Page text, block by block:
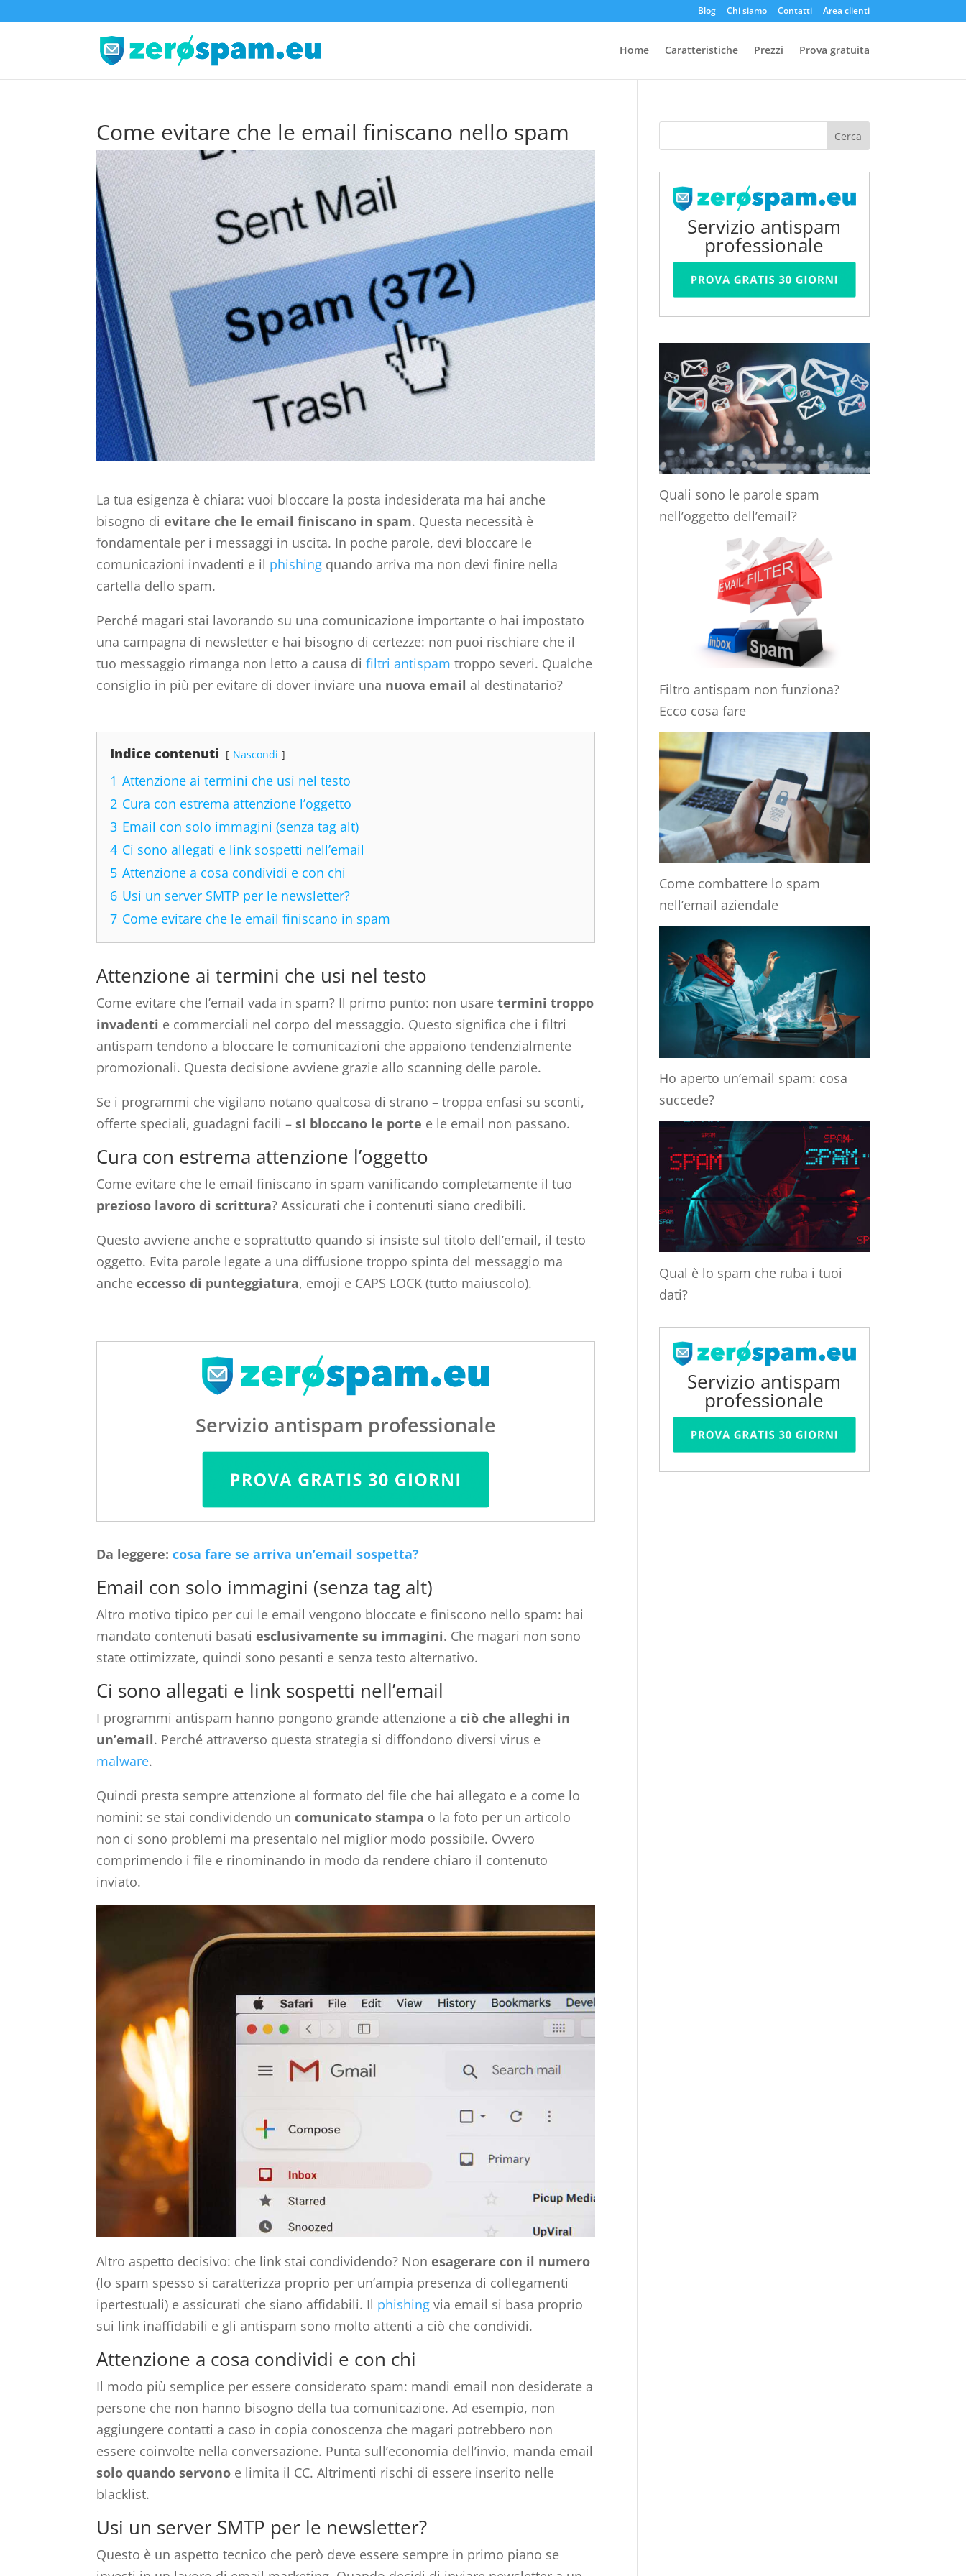
Blog Chi siamo Contatti Area clienti
Home Caratteristiche Prezzi Prova gratuita
Come evitare che le email finiscano nello spam
La tua esigenza è chiara: vuoi bloccare la posta indesiderata ma hai anche
bisogno di evitare che le email finiscano in spam. Questa necessità è
fondamentale per i messaggi in uscita. In poche parole, devi bloccare le
comunicazioni invadenti e il phishing quando arriva ma non devi finire nella
cartella dello spam.
Perché magari stai lavorando su una comunicazione importante o hai impostato
una campagna di newsletter e hai bisogno di certezze: non puoi rischiare che il
tuo messaggio rimanga non letto a causa difiltri antispam troppo severi. Qualche
consiglio in più per evitare di dover inviare una nuova email al destinatario?
Indice contenuti Nascondi
1 Attenzione ai termini che usi nel testo
2 Cura con estrema attenzione l’oggetto
3 Email con solo immagini (senza tag alt)
4 Ci sono allegati e link sospetti nell’email
5 Attenzione a cosa condividi e con chi
6 Usi un server SMTP per le newsletter?
7 Come evitare che le email finiscano in spam
Attenzione ai termini che usi nel testo
Come evitare che l’email vada in spam? Il primo punto: non usaretermini troppo
invadenti e commerciali nel corpo del messaggio. Questo significa che i filtri
antispam tendono a bloccare le comunicazioni che appaiono tendenzialmente
promozionali. Questa decisione avviene grazie allo scanning delle parole.
Se i programmi che vigilano notano qualcosa di strano – troppa enfasi su sconti,
offerte speciali, guadagni facili –si bloccano le porte e le email non passano.
Cura con estrema attenzione l’oggetto
Come evitare che le email finiscano in spam vanificando completamente il tuo
prezioso lavoro di scrittura? Assicurati che i contenuti siano credibili.
Questo avviene anche e soprattutto quando si insiste sul titolo dell’email, il testo
oggetto. Evita parole legate a una diffusione troppo spinta del messaggio ma
anche eccesso di punteggiatura, emoji e CAPS LOCK (tutto maiuscolo).
Servizio antispam professionale
Da leggere:cosa fare se arriva un’email sospetta?
Email con solo immagini (senza tag alt)
Altro motivo tipico per cui le email vengono bloccate e finiscono nello spam: hai
mandato contenuti basati esclusivamente su immagini. Che magari non sono
state ottimizzate, quindi sono pesanti e senza testo alternativo.
Ci sono allegati e link sospetti nell’email
I programmi antispam hanno pongono grande attenzione a ciò che alleghi in
un’email. Perché attraverso questa strategia si diffondono diversi virus e
malware.
Quindi presta sempre attenzione al formato del file che hai allegato e a come lo
nomini: se stai condividendo un comunicato stampa o la foto per un articolo
non ci sono problemi ma presentalo nel miglior modo possibile. Ovvero
comprimendo i file e rinominando in modo da rendere chiaro il contenuto
inviato.
Altro aspetto decisivo: che link stai condividendo? Non esagerare con il numero
(lo spam spesso si caratterizza proprio per un’ampia presenza di collegamenti
ipertestuali) e assicurati che siano affidabili. Il phishing via email si basa proprio
sui link inaffidabili e gli antispam sono molto attenti a ciò che condividi.
Attenzione a cosa condividi e con chi
Il modo più semplice per essere considerato spam: mandi email non desiderate a
persone che non hanno bisogno della tua comunicazione. Ad esempio, non
aggiungere contatti a caso in copia conoscenza che magari potrebbero non
essere coinvolte nella conversazione. Punta sull’economia dell’invio, manda email
solo quando servono e limita il CC. Altrimenti rischi di essere inserito nelle
blacklist.
Usi un server SMTP per le newsletter?
Questo è un aspetto tecnico che però deve essere sempre in primo piano se
Servizio antispam
professionale
Quali sono le parole spam
nell’oggetto dell’email?
Filtro antispam non funziona?
Ecco cosa fare
Come combattere lo spam
nell’email aziendale
Ho aperto un’email spam: cosa
succede?
Qual è lo spam che ruba i tuoi
dati?
Servizio antispam
professionale